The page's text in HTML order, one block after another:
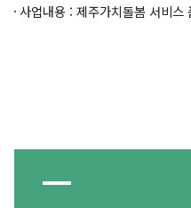
사업내용 : 제주가치돌봄 서비스